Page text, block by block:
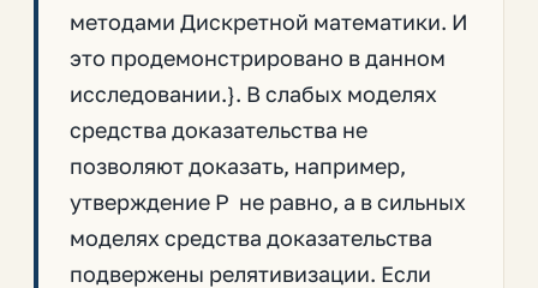
методами Дискретной математики. И
это продемонстрировано в данном
исследовании.}. В слабых моделях
средства доказательства не
позволяют доказать, например,
утверждение P не равно, а в сильных
моделях средства доказательства
подвержены релятивизации. Если